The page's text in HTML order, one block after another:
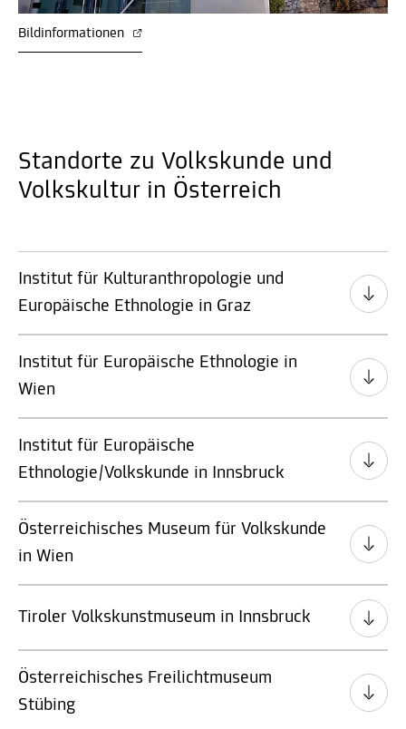
Bildinformationen
Standorte zu Volkskunde und
Volkskultur in Österreich
Institut für Kulturanthropologie und
Europäische Ethnologie in Graz
Institut für Europäische Ethnologie in
Wien
Institut für Europäische
Ethnologie/Volkskunde in Innsbruck
Österreichisches Museum für Volkskunde
in Wien
Tiroler Volkskunstmuseum in Innsbruck
Österreichisches Freilichtmuseum
Stübing